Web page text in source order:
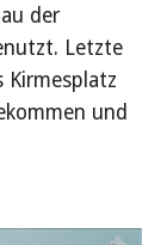
der
Letzte
Kirmesplatz
und